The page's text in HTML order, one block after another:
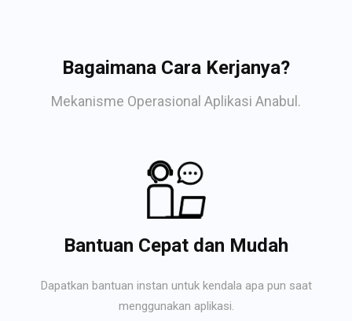
Bagaimana Cara Kerjanya?
Mekanisme Operasional Aplikasi Anabul.
Bantuan Cepat dan Mudah
Dapatkan bantuan instan untuk kendala apa pun saat
menggunakan aplikasi.